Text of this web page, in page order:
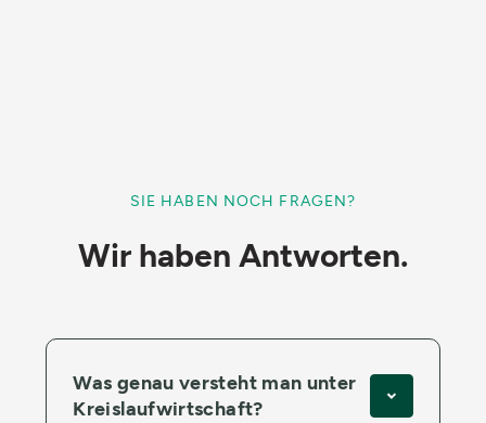
SIE HABEN NOCH FRAGEN?
Wir haben Antworten.
Was genau versteht man unter
Kreislaufwirtschaft?